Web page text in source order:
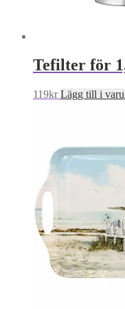
Tefilter för
119kr Lägg till i